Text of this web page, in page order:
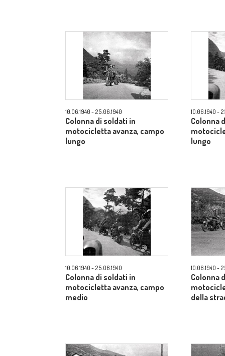
10.06.1940 - 25.06.1940
Colonna di soldati in
motocicletta avanza, campo
lungo
10.06.1940 -
Colonna
lungo
10.06.1940 - 25.06.1940
Colonna di soldati in
motocicletta avanza, campo
medio
10.06.1940 -
Colonna
della